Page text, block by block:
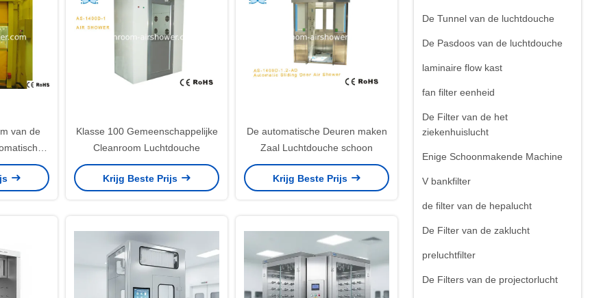
De Tunnel van de luchtdouche
De Pasdoos van de luchtdouche
laminaire flow kast
fan filter eenheid
De Filter van de het
ziekenhuislucht
Enige Schoonmakende Machine
V bankfilter
de filter van de hepalucht
De Filter van de zaklucht
preluchtfilter
De Filters van de projectorlucht
van de
Klasse 100 Gemeenschappelijke
Cleanroom Luchtdouche
Krijg Beste Prijs
De automatische Deuren maken
Zaal Luchtdouche schoon
Krijg Beste Prijs